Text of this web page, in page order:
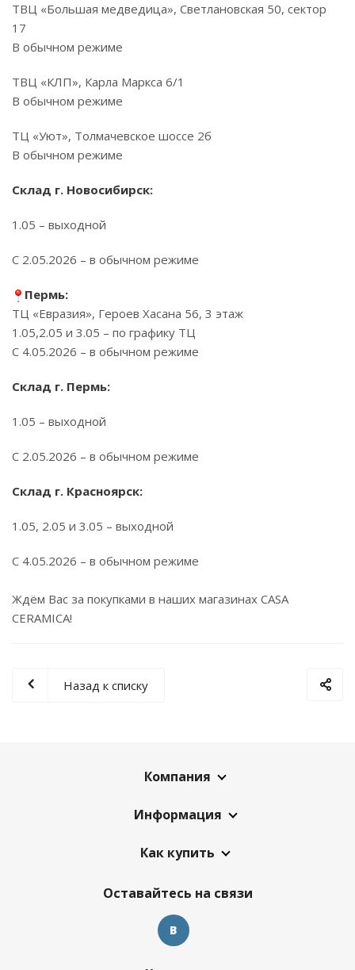
ТВЦ «Большая медведица», Светлановская 50, сектор
17
В обычном режиме
ТВЦ «КЛП», Карла Маркса 6/1
В обычном режиме
ТЦ «Уют», Толмачевское шоссе 2б
В обычном режиме
Склад г. Новосибирск:
1.05 – выходной
С 2.05.2026 – в обычном режиме
Пермь:
ТЦ «Евразия», Героев Хасана 56, 3 этаж
1.05,2.05 и 3.05 – по графику ТЦ
С 4.05.2026 – в обычном режиме
Склад г. Пермь:
1.05 – выходной
С 2.05.2026 – в обычном режиме
Склад г. Красноярск:
1.05, 2.05 и 3.05 – выходной
С 4.05.2026 – в обычном режиме
Ждём Вас за покупками в наших магазинах CASA
CERAMICA!
Назад к списку
Компания
Информация
Как купить
Оставайтесь на связи